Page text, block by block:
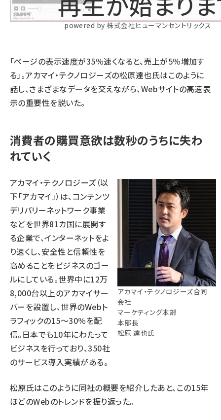
powered by 株式会社ヒューマンセントリックス
「ページの表示速度が35％速くなると、売上が5％増加す
る」。アカマイ・テクノロジーズの松原達也氏はこのように
話し、さまざまなデータを交えながら、Webサイトの高速表
示の重要性を説いた。
消費者の購買意欲は数秒のうちに失わ
れていく
アカマイ・テクノロジーズ合同
会社
マーケティング本部
本部長
松原 達也氏
アカマイ・テクノロジーズ（以
下「アカマイ」）は、コンテンツ
デリバリーネットワーク事業
などを世界81カ国に展開す
る企業で、インターネットをよ
り速くし、安全性と信頼性を
高めることをビジネスのゴー
ルにしている。世界中に12万
8,000台以上のアカマイサー
バーを設置し、世界のWebト
ラフィックの15～30％を配
信。日本でも10年にわたって
ビジネスを行っており、350社
のサービス導入実績がある。
松原氏はこのように同社の概要を紹介したあと、この15年
ほどのWebのトレンドを振り返った。